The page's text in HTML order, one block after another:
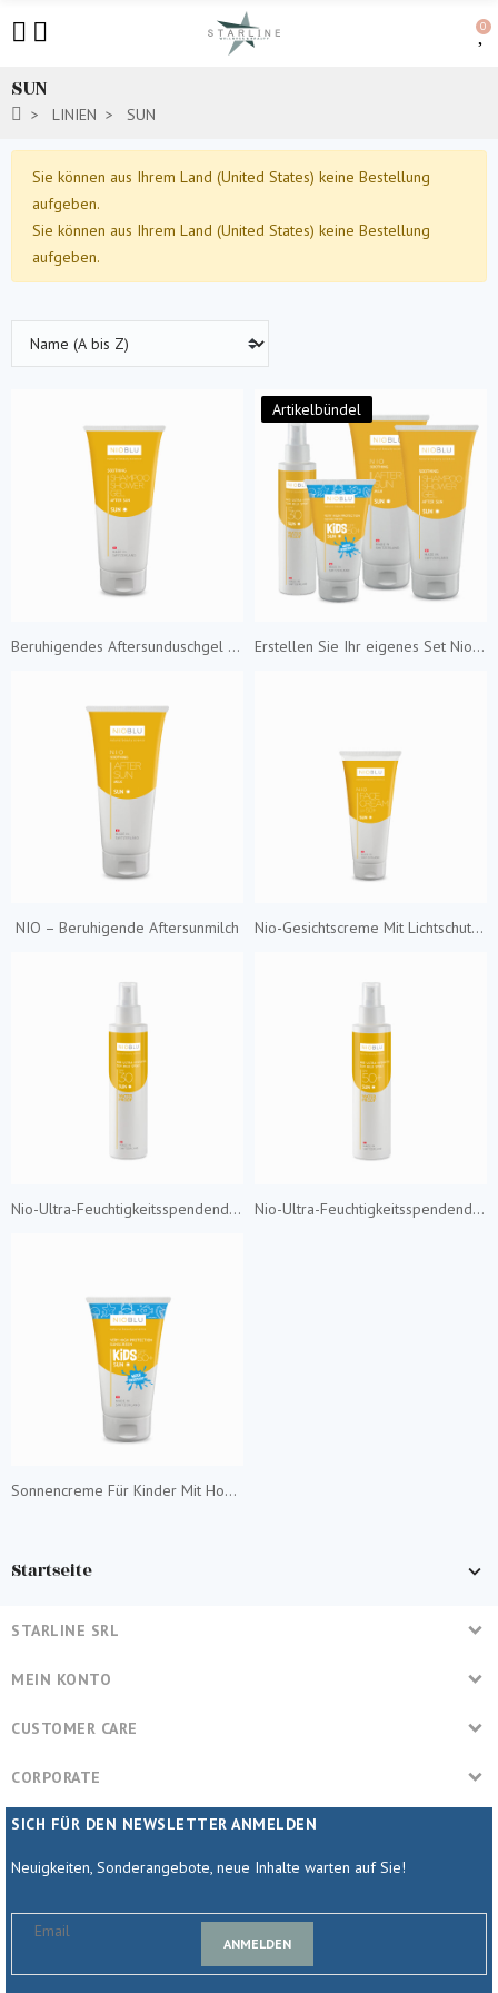
0
SUN
LINIEN SUN
Sie können aus Ihrem Land (United States) keine Bestellung
aufgeben.
Sie können aus Ihrem Land (United States) keine Bestellung
aufgeben.
Startseite
Beruhigendes Aftersunduschgel & Shampoo
Artikelbündel
Erstellen Sie Ihr eigenes Set Nioblu Summer
NIO – Beruhigende Aftersunmilch Nio-Gesichtscreme Mit Lichtschutzfaktor 50+
Nio-Ultra-Feuchtigkeitsspendendes Sonnenmilch-Spray mit SPF 30 Nio-Ultra-Feuchtigkeitsspendendes Sonnenmilch-Spray mit SPF 50+
Sonnencreme Für Kinder Mit Hohem Lichtschutzfaktor 50+
STARLINE SRL
MEIN KONTO
CUSTOMER CARE
CORPORATE
SICH FÜR DEN NEWSLETTER ANMELDEN
Neuigkeiten, Sonderangebote, neue Inhalte warten auf Sie!
ANMELDEN